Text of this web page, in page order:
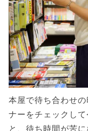
本屋で待ち合わせ
ナーをチェックし
と、待ち時間が苦に